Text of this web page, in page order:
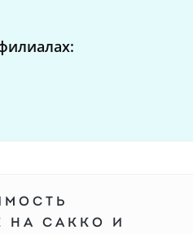
НА САККО И